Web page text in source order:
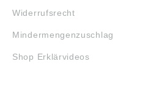
Widerrufsrecht
Mindermengenzuschlag
Shop Erklärvideos